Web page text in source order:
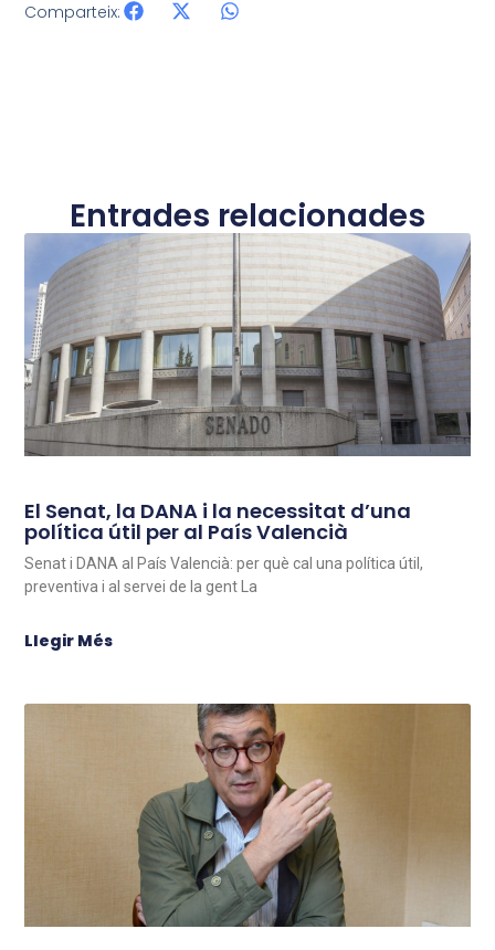
Comparteix:
Entrades relacionades
El Senat, la DANA i la necessitat d’una
política útil per al País Valencià
Senat i DANA al País Valencià: per què cal una política útil,
preventiva i al servei de la gent La
Llegir Més